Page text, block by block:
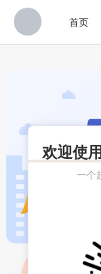
首页
欢迎使
一个